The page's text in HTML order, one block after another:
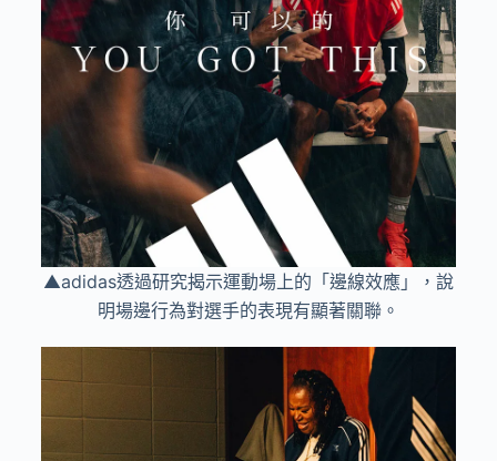
▲adidas透過研究揭示運動場上的「邊線效應」，說
明場邊行為對選手的表現有顯著關聯。